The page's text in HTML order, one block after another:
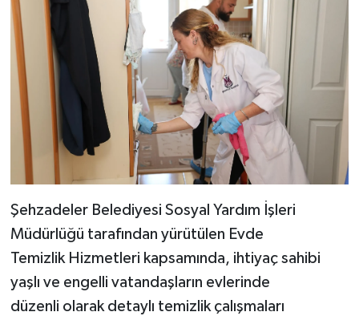
Şehzadeler Belediyesi Sosyal Yardım İşleri
Müdürlüğü tarafından yürütülen Evde
Temizlik Hizmetleri kapsamında, ihtiyaç sahibi
yaşlı ve engelli vatandaşların evlerinde
düzenli olarak detaylı temizlik çalışmaları